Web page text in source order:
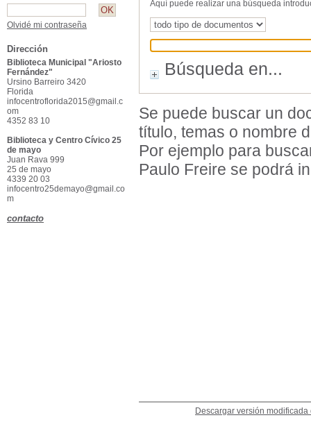
Aquí puede realizar una búsqueda
Búsqueda en...
Se puede buscar un
título, temas o nombre
Por ejemplo para
Paulo Freire se podrá
Descargar versión modificada
Olvidé mi contraseña
Dirección
Biblioteca Municipal "Ariosto
Fernández"
Ursino Barreiro 3420
Florida
infocentroflorida2015@gmail.c
om
4352 83 10
Biblioteca y Centro Cívico 25
de mayo
Juan Rava 999
25 de mayo
4339 20 03
infocentro25demayo@gmail.co
m
contacto